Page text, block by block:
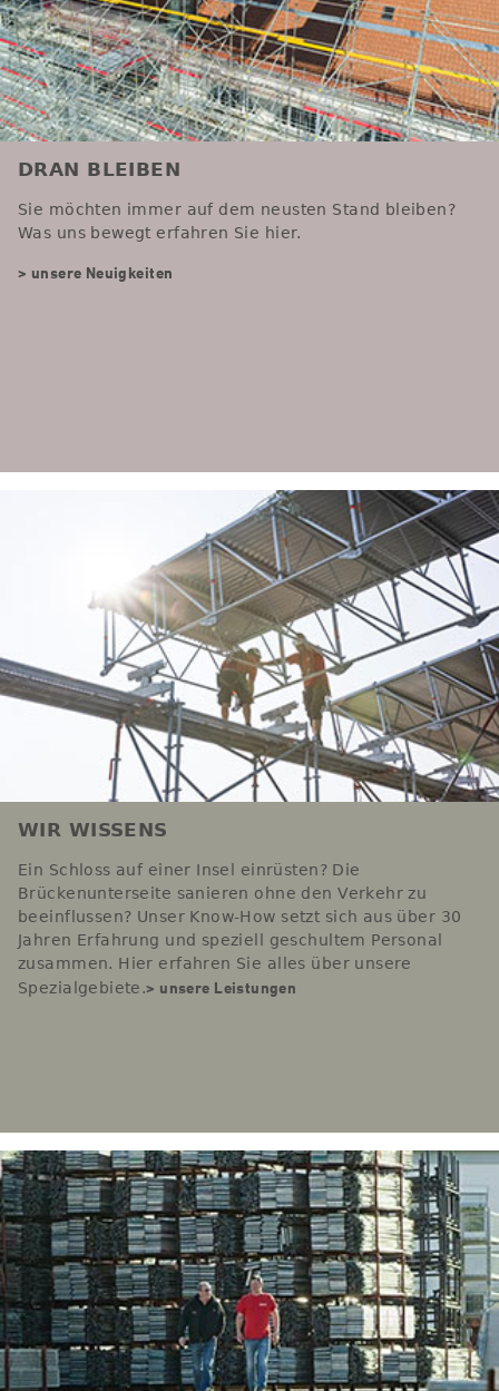
DRAN BLEIBEN
Sie möchten immer auf dem neusten Stand bleiben?
Was uns bewegt erfahren Sie hier.
> unsere Neuigkeiten
WIR WISSENS
Ein Schloss auf einer Insel einrüsten? Die
Brückenunterseite sanieren ohne den Verkehr zu
beeinflussen? Unser Know-How setzt sich aus über 30
Jahren Erfahrung und speziell geschultem Personal
zusammen. Hier erfahren Sie alles über unsere
Spezialgebiete.> unsere Leistungen